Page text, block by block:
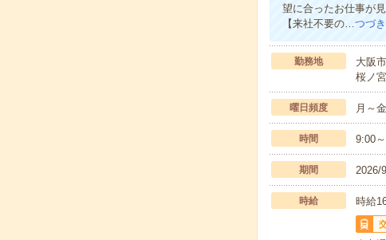
望に合ったお仕事が
【来社不要の…つづ
勤務地
大阪
桜ノ
曜日頻度 月～金
時間 9:00
期間 2026/
時給 時給